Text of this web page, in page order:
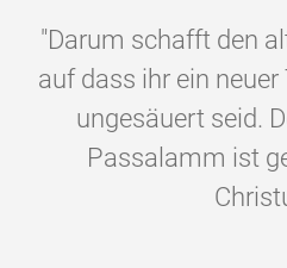
"Darum schafft den
auf dass ihr ein neuer
ungesäuert seid.
Passalamm ist